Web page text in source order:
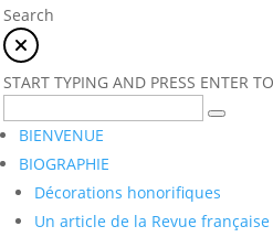
Search
START TYPING AND PRESS ENTER
BIENVENUE
BIOGRAPHIE
Décorations honorifiques
Un article de la Revue